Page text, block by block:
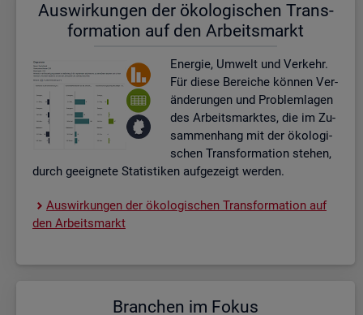
Aus­wir­kun­gen der öko­lo­gi­schen Trans­
for­ma­ti­on auf den Ar­beits­markt
En­er­gie, Um­welt und Ver­kehr.
Für diese Be­rei­che kön­nen Ver­
än­de­run­gen und Pro­blem­la­gen
des Ar­beits­mark­tes, die im Zu­
sam­men­hang mit der öko­lo­gi­
schen Trans­for­ma­ti­on ste­hen,
durch ge­eig­ne­te Sta­tis­ti­ken auf­ge­zeigt wer­den.
Aus­wir­kun­gen der öko­lo­gi­schen Trans­for­ma­ti­on auf
den Ar­beits­markt
Bran­chen im Fokus